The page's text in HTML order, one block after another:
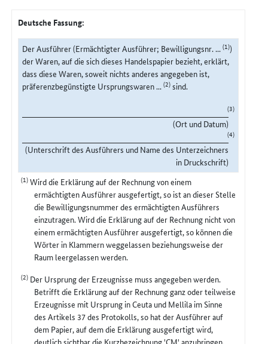
Deutsche Fassung:
Der Ausführer (Ermächtigter Ausführer; Bewilligungsnr. ...(1))
der Waren, auf die sich dieses Handelspapier bezieht, erklärt,
dass diese Waren, soweit nichts anderes angegeben ist,
präferenzbegünstigte Ursprungswaren ...(2)sind.
(3)
(Ort und Datum)
(4)
(Unterschrift des Ausführers und Name des Unterzeichners
in Druckschrift)
(1)Wird die Erklärung auf der Rechnung von einem
ermächtigten Ausführer ausgefertigt, so ist an dieser Stelle
die Bewilligungsnummer des ermächtigten Ausführers
einzutragen. Wird die Erklärung auf der Rechnung nicht von
einem ermächtigten Ausführer ausgefertigt, so können die
Wörter in Klammern weggelassen beziehungsweise der
Raum leergelassen werden.
(2) Der Ursprung der Erzeugnisse muss angegeben werden.
Betrifft die Erklärung auf der Rechnung ganz oder teilweise
Erzeugnisse mit Ursprung in Ceuta und Mellila im Sinne
des Artikels 37 des Protokolls, so hat der Ausführer auf
dem Papier, auf dem die Erklärung ausgefertigt wird,
deutlich sichtbar die Kurzbezeichnung 'CM' anzubringen.